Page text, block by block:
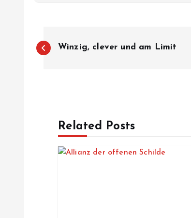
B
Winzig, clever und am Limit
Related Posts